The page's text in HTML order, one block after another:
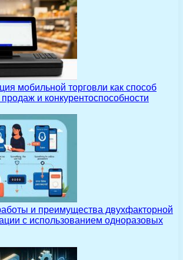
мобильной торговли как способ
и конкурентоспособности
и преимущества двухфакторной
с использованием одноразовых